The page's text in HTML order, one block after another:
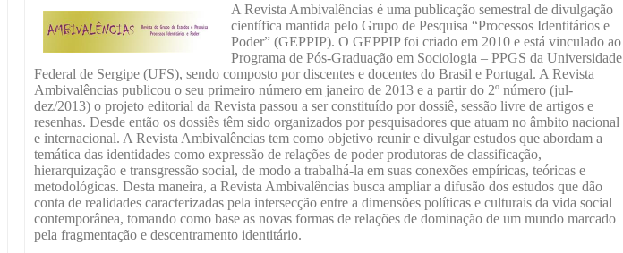
A Revista Ambivalências é uma publicação semestral de divulgação
científica mantida pelo Grupo de Pesquisa “Processos Identitários e
Poder” (GEPPIP). O GEPPIP foi criado em 2010 e está vinculado ao
Programa de Pós-Graduação em Sociologia – PPGS da Universidade
Federal de Sergipe (UFS), sendo composto por discentes e docentes do Brasil e Portugal. A Revista
Ambivalências publicou o seu primeiro número em janeiro de 2013 e a partir do 2º número (jul-
dez/2013) o projeto editorial da Revista passou a ser constituído por dossiê, sessão livre de artigos e
resenhas. Desde então os dossiês têm sido organizados por pesquisadores que atuam no âmbito nacional
e internacional. A Revista Ambivalências tem como objetivo reunir e divulgar estudos que abordam a
temática das identidades como expressão de relações de poder produtoras de classificação,
hierarquização e transgressão social, de modo a trabalhá-la em suas conexões empíricas, teóricas e
metodológicas. Desta maneira, a Revista Ambivalências busca ampliar a difusão dos estudos que dão
conta de realidades caracterizadas pela intersecção entre a dimensões políticas e culturais da vida social
contemporânea, tomando como base as novas formas de relações de dominação de um mundo marcado
pela fragmentação e descentramento identitário.